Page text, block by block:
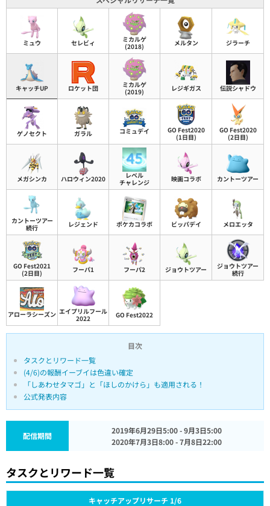
ミュウ セレビィ
ミカルゲ
(2018)
メルタン ジラーチ
キャッチUP ロケット団
ミカルゲ
(2019)
レジギガス 伝説シャドウ
ゲノセクト ガラル コミュデイ
GO Fest2020
(1日目)
GO Fest2020
(2日目)
メガシンカ ハロウィン2020
レベル
チャレンジ
映画コラボ カントーツアー
カントーツアー
続行
レジェンド ポケカコラボ ビッパデイ メロエッタ
GO Fest2021
(2日目)
フーパ1 フーパ2 ジョウトツアー
ジョウトツアー
続行
アローラシーズン エイプリルフール
2022
GO Fest2022
目次
タスクとリワード一覧
(4/6)の報酬イーブイは色違い確定
「しあわせタマゴ」と「ほしのかけら」も適用される！
公式発表内容
配信期間
2019年6月29日5:00 - 9月3日5:00
2020年7月3日8:00 - 7月8日22:00
タスクとリワード一覧
キャッチアップリサーチ 1/6